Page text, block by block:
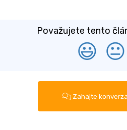
Považujete tento
😃 😐
Zahajte